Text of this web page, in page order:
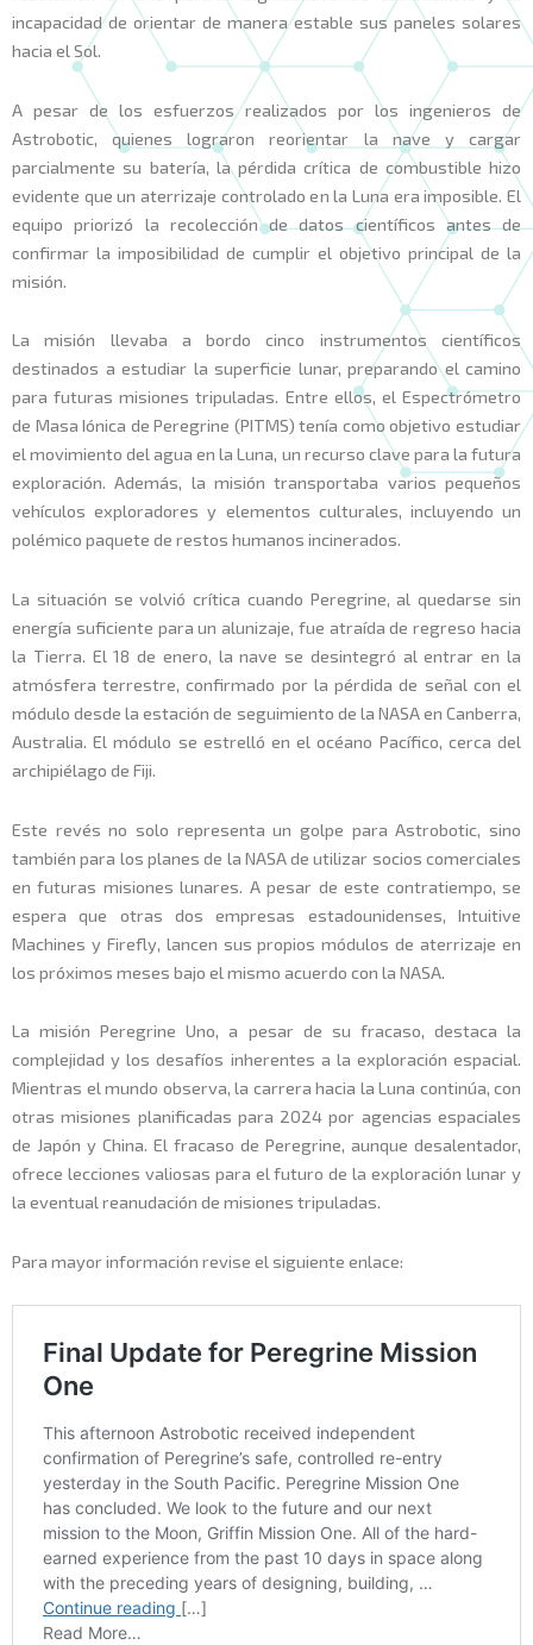
incapacidad de orientar de manera estable sus paneles solares
hacia el Sol.
A pesar de los esfuerzos realizados por los ingenieros de
Astrobotic, quienes lograron reorientar la nave y cargar
parcialmente su batería, la pérdida crítica de combustible hizo
evidente que un aterrizaje controlado en la Luna era imposible. El
equipo priorizó la recolección de datos científicos antes de
confirmar la imposibilidad de cumplir el objetivo principal de la
misión.
La misión llevaba a bordo cinco instrumentos científicos
destinados a estudiar la superficie lunar, preparando el camino
para futuras misiones tripuladas. Entre ellos, el Espectrómetro
de Masa Iónica de Peregrine (PITMS) tenía como objetivo estudiar
el movimiento del agua en la Luna, un recurso clave para la futura
exploración. Además, la misión transportaba varios pequeños
vehículos exploradores y elementos culturales, incluyendo un
polémico paquete de restos humanos incinerados.
La situación se volvió crítica cuando Peregrine, al quedarse sin
energía suficiente para un alunizaje, fue atraída de regreso hacia
la Tierra. El 18 de enero, la nave se desintegró al entrar en la
atmósfera terrestre, confirmado por la pérdida de señal con el
módulo desde la estación de seguimiento de la NASA en Canberra,
Australia. El módulo se estrelló en el océano Pacífico, cerca del
archipiélago de Fiji.
Este revés no solo representa un golpe para Astrobotic, sino
también para los planes de la NASA de utilizar socios comerciales
en futuras misiones lunares. A pesar de este contratiempo, se
espera que otras dos empresas estadounidenses, Intuitive
Machines y Firefly, lancen sus propios módulos de aterrizaje en
los próximos meses bajo el mismo acuerdo con la NASA.
La misión Peregrine Uno, a pesar de su fracaso, destaca la
complejidad y los desafíos inherentes a la exploración espacial.
Mientras el mundo observa, la carrera hacia la Luna continúa, con
otras misiones planificadas para 2024 por agencias espaciales
de Japón y China. El fracaso de Peregrine, aunque desalentador,
ofrece lecciones valiosas para el futuro de la exploración lunar y
la eventual reanudación de misiones tripuladas.
Para mayor información revise el siguiente enlace: